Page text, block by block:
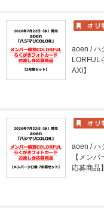
aoen / ハ
LORFUL
AXI】
aoen / ハ
【メン
応募商品